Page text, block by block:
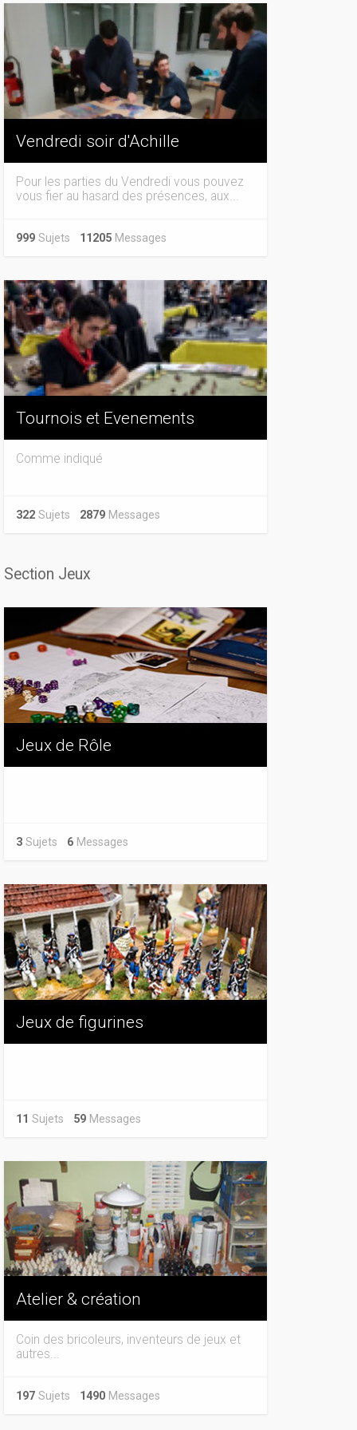
Vendredi soir d'Achille
Pour les parties du Vendredi vous pouvez
vous fier au hasard des présences, aux...
999 Sujets 11205 Messages
Tournois et Evenements
Comme indiqué
322 Sujets 2879 Messages
Section Jeux
Jeux de Rôle
3 Sujets 6 Messages
Jeux de figurines
11 Sujets 59 Messages
Atelier & création
Coin des bricoleurs, inventeurs de jeux et
autres...
197 Sujets 1490 Messages